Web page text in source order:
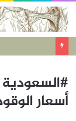
أسعار الوقود 80